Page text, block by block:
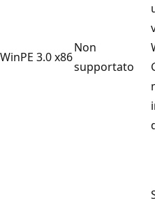
WinPE 3.0 x86
Non
supportato